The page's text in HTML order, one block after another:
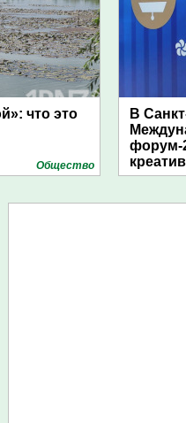
что это
Общество
В
форум-